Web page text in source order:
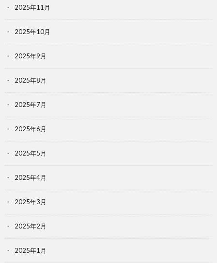
2025年11月
2025年10月
2025年9月
2025年8月
2025年7月
2025年6月
2025年5月
2025年4月
2025年3月
2025年2月
2025年1月